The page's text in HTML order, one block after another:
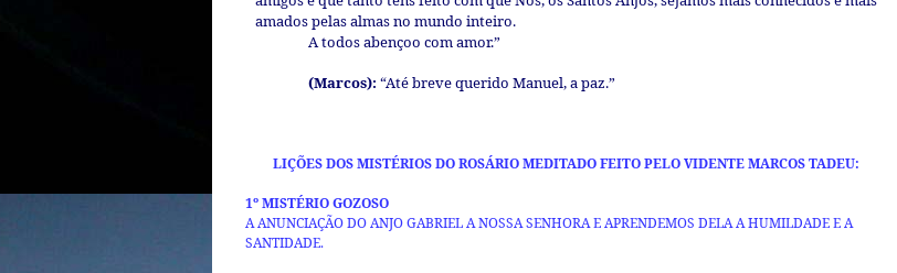
amados pelas almas no mundo inteiro.
A todos abençoo com amor.”
(Marcos): “Até breve querido Manuel, a paz.”
LIÇÕES DOS MISTÉRIOS DO ROSÁRIO MEDITADO FEITO PELO VIDENTE MARCOS TADEU:
1º MISTÉRIO GOZOSO
A ANUNCIAÇÃO DO ANJO GABRIEL A NOSSA SENHORA E APRENDEMOS DELA A HUMILDADE E A
SANTIDADE.